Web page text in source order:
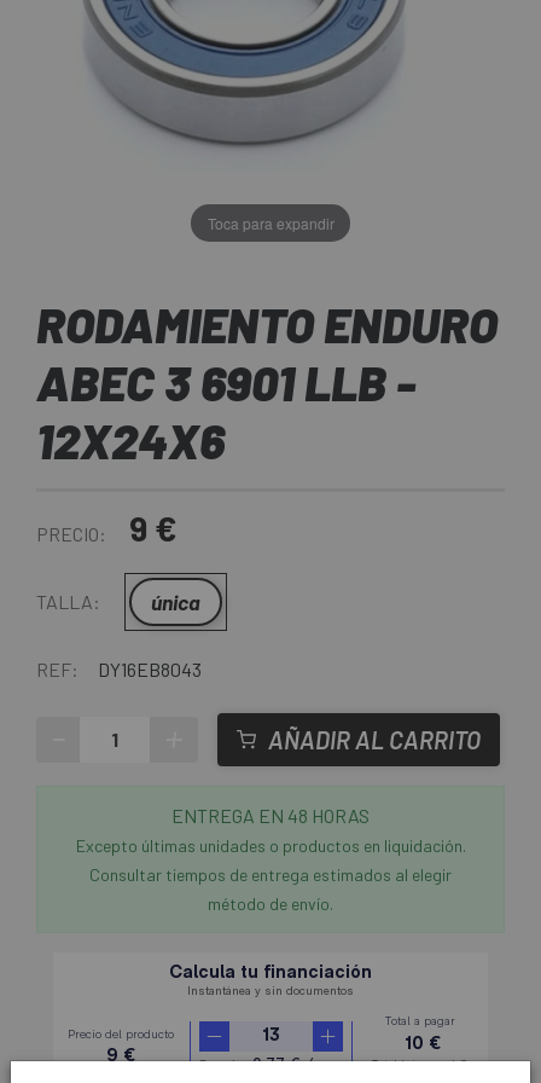
Toca para expandir
RODAMIENTO ENDURO
ABEC 3 6901 LLB -
12X24X6
PRECIO: 9 €
TALLA: única
REF: DY16EB8043
AÑADIR AL CARRITO
ENTREGA EN 48 HORAS
Excepto últimas unidades o productos en liquidación.
Consultar tiempos de entrega estimados al elegir
método de envío.